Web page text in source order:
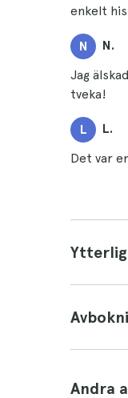
enkelt
N N.
Jag
tveka!
L L.
Det var
Andra